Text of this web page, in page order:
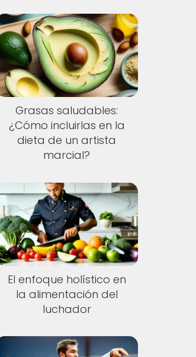
Grasas saludables:
¿Cómo incluirlas en la
dieta de un artista
marcial?
El enfoque holístico en
la alimentación del
luchador